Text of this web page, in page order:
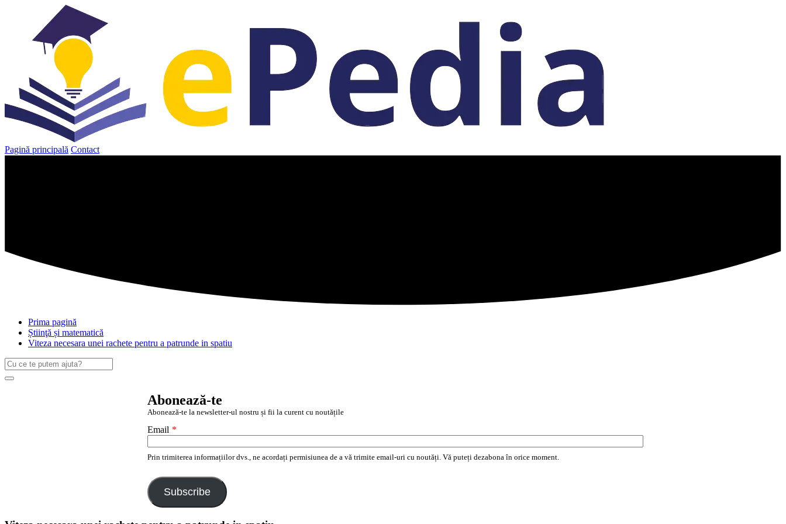
Pagină principală Contact
Prima pagină
Știinţă și matematică
Viteza necesara unei rachete pentru a patrunde in spatiu
Caută
după:
Search
Abonează-te
Abonează-te la newsletter-ul nostru și fii la curent cu noutățile
Email *
Prin trimiterea informațiilor dvs., ne acordați permisiunea de a vă trimite email-uri cu noutăți. Vă puteți dezabona în orice moment.
Subscribe